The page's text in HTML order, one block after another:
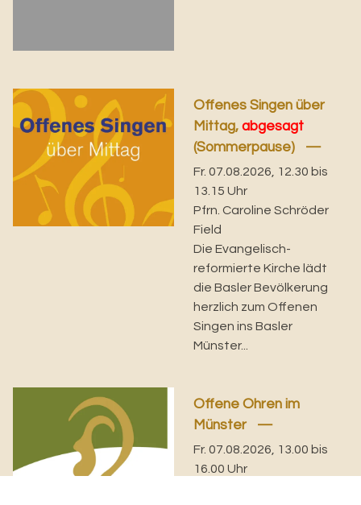
Offenes Singen über
Mittag,abgesagt
(Sommerpause)
Fr. 07.08.2026, 12.30 bis
13.15 Uhr
Pfrn. Caroline Schröder
Field
Die Evangelisch-
reformierte Kirche lädt
die Basler Bevölkerung
herzlich zum Offenen
Singen ins Basler
Münster...
Offene Ohren im
Münster
Fr. 07.08.2026, 13.00 bis
16.00 Uhr